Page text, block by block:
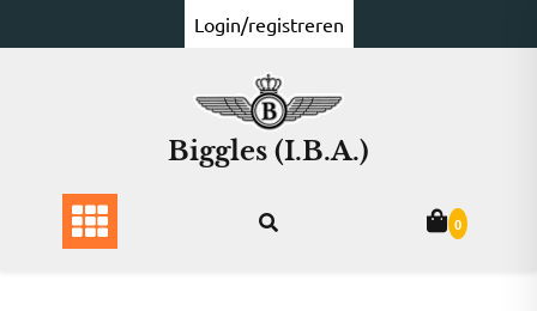
naar
Login/registreren
Biggles (I.B.A.)
0